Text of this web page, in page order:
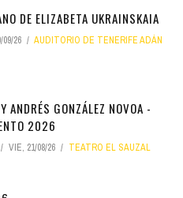
DE ELIZABETA UKRAINSKAIA
09/26
AUDITORIO DE TENERIFE ADÁN
ANDRÉS GONZÁLEZ NOVOA -
2026
VIE, 21/08/26 TEATRO EL SAUZAL